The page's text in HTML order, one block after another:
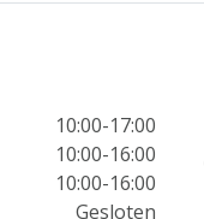
10:00-17:00
10:00-16:00
10:00-16:00
Gesloten